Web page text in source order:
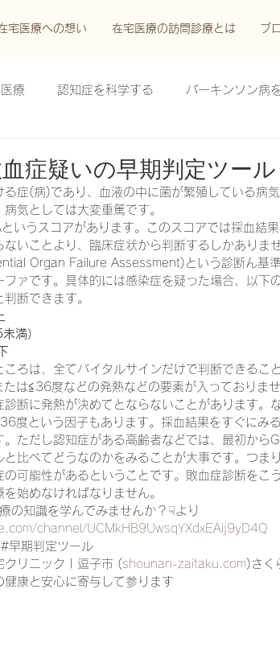
宅医療への想い 在宅医療の訪問診療とは ブ
療 認知症を科学する パーキンソン病
鬱滞性皮膚炎・潰瘍を科学する
激療法を科学する 脊髄刺激療法を科学する
る
一緒に働く仲間の在宅医療への想い 在宅
攻めの栄養療法を科学する 誤嚥性肺炎を
認知症の羅針盤
症疑いの早期判定ツール
る症(病)であり、血液の中に菌が繁殖している病
病気としては大変重篤です。
いうスコアがあります。このスコアでは採血結
ないことより、臨床症状から判断するしかありま
Organ Failure Assessment)という診断ん基準
ファです。具体的には感染症を疑った場合、以下
判断できます。
満）
ころは、全てバイタルサインだけで判断できるこ
は≦36度などの発熱などの要素が入っておりま
診断に発熱が決めてとならないことがあります。
度という因子もあります。採血結果をすぐにみ
。ただし認知症がある高齢者などでは、最初から
と比べてどうなのかをみることが大事です。つま
の可能性があるということです。敗血症診断をこ
始めなければなりません。
の知識を学んでみませんか？☟より
channel/UCMkHB9UwsqYXdxEAij9yD4Q
早期判定ツール
クリニック | 逗子市 ( shounan-zaitaku.com )さく
健康と安心に寄与して参ります